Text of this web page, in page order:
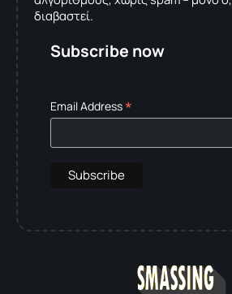
διαβαστεί.
Subscribe now
Email Address*